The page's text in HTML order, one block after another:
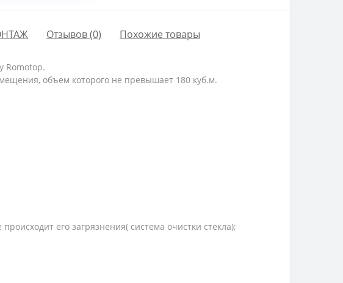
Отзывов (0) Похожие товары
Romotop.
объем которого не превышает 180 куб.м.
его загрязнения( система очистки стекла);